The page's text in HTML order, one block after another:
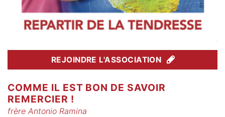
REJOINDRE L'ASSOCIATION
COMME IL EST BON DE SAVOIR
REMERCIER !
frère Antonio Ramina